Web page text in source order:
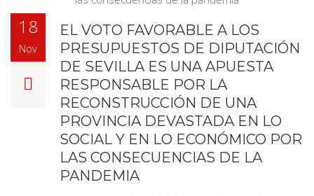
18
Nov
EL VOTO FAVORABLE A LOS
PRESUPUESTOS DE DIPUTACIÓN
DE SEVILLA ES UNA APUESTA
RESPONSABLE POR LA
RECONSTRUCCIÓN DE UNA
PROVINCIA DEVASTADA EN LO
SOCIAL Y EN LO ECONÓMICO POR
LAS CONSECUENCIAS DE LA
PANDEMIA